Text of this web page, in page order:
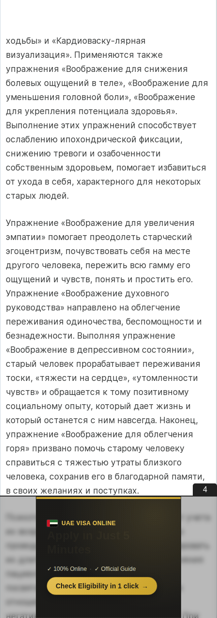
ходьбы» и «Кардиоваску-лярная
визуализация». Применяются также
упражнения «Воображение для снижения
болевых ощущений в теле», «Воображение для
уменьшения головной боли», «Воображение
для укрепления потенциала здоровья».
Выполнение этих упражнений способствует
ослаблению ипохондрической фиксации,
снижению тревоги и озабоченности
собственным здоровьем, помогает избавиться
от ухода в себя, характерного для некоторых
старых людей.
Упражнение «Воображение для увеличения
эмпатии» помогает преодолеть старческий
эгоцентризм, почувствовать себя на месте
другого человека, пережить всю гамму его
ощущений и чувств, понять и простить его.
Упражнение «Воображение духовного
руководства» направлено на облегчение
переживания одиночества, беспомощности и
безнадежности. Выполняя упражнение
«Воображение в депрессивном состоянии»,
старый человек прорабатывает переживания
тоски, «тяжести на сердце», «утомленности
чувств» и обращается к тому позитивному
социальному опыту, который дает жизнь и
который останется с ним навсегда. Наконец,
упражнение «Воображение для облегчения
горя» призвано помочь старому человеку
справиться с тяжестью утраты близкого
человека, сохранив его в благодарной памяти,
в своих желаниях и поступках.
Психотерапия пожилых больных требует учета
их возрастных ограничений. Сессии надо
проводить в комфортном темпе и регулировать
их длительность в зависимости от состояния
пациента. Первые встречи необходимо
посвятить установлению доверительных
отношений, выявлению и устранению
негативных терапевтических установок. При
3